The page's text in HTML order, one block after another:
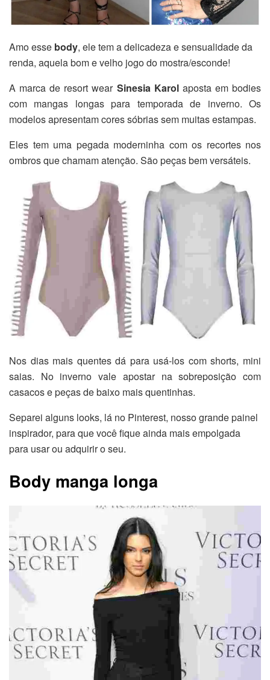
Amo esse body, ele tem a delicadeza e sensualidade da
renda, aquela bom e velho jogo do mostra/esconde!
A marca de resort wear Sinesia Karolaposta em bodies
com mangas longas para temporada de inverno. Os
modelos apresentam cores sóbrias sem muitas estampas.
Eles tem uma pegada moderninha com os recortes nos
ombros que chamam atenção. São peças bem versáteis.
Nos dias mais quentes dá para usá-los com shorts, mini
saias. No inverno vale apostar na sobreposição com
casacos e peças de baixo mais quentinhas.
Separei alguns looks, lá no Pinterest, nosso grande painel
inspirador, para que você fique ainda mais empolgada
para usar ou adquirir o seu.
Body manga longa